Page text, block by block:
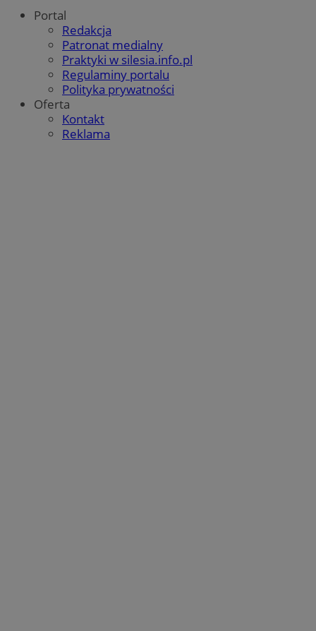
Portal
Redakcja
Patronat medialny
Praktyki w silesia.info.pl
Regulaminy portalu
Polityka prywatności
Oferta
Kontakt
Reklama